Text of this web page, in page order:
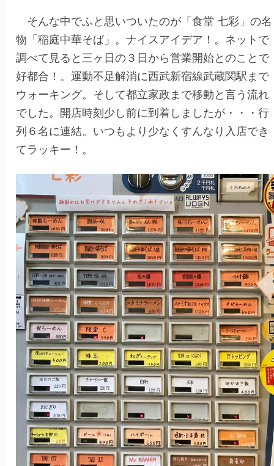
そんな中でふと思いついたのが「食堂 七彩」の名
物「稲庭中華そば」。ナイスアイデア！。ネットで
調べて見ると三ヶ日の３日から営業開始とのことで
好都合！。運動不足解消に西武新宿線武蔵関駅まで
ウォーキング。そして都立家政まで移動と言う流れ
でした。開店時刻少し前に到着しましたが・・・行
列６名に連結。いつもより少なくすんなり入店でき
てラッキー！。